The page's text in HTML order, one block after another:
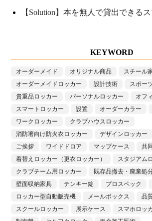
【Solution】本を無人で貸出できる
KEYWORD
オーダーメイド オリジナル商品
スチール
オーダーメイドロッカー
設計技術
スポー
貴重品ロッカー
パーソナルロッカー
オフ
スマートロッカー
設置 オーダーカラー
ワークロッカー
クラブハウスロッカー
消防署向け防火衣ロッカー
デザインロッカー
ご挨拶
ワイドドロア マップケース
共
着替えロッカー（更衣ロッカー）
スタジアム
クラブチーム用ロッカー
既存品撤去・廃棄処
壁面収納家具
テンキー錠 プロスペック
ロッカー型自動販売機
メールボックス 品
スクールロッカー
展示ケース スマホロッ